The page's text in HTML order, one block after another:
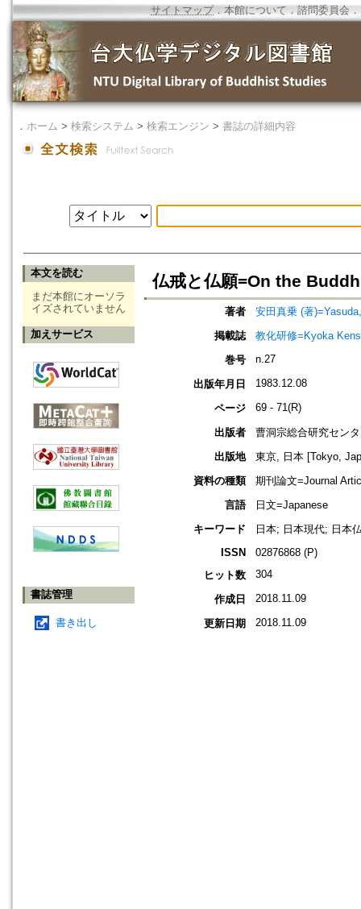
サイトマップ．本館について ． 諮問委員会 ．
． ホーム > 検索システム > 検索エンジン > 書誌の詳細内容
本文を読む
まだ本館にオーソラ
イズされていません
加えサービス
書誌管理
書き出し
仏戒と仏願=On the
著者
安田真乗 (著
掲載誌
教化研修=Kyoka
巻号
n.27
出版年月日 1983.12.08
ページ 69 - 71(R)
出版者
曹洞宗総合研究セン
出版地
東京, 日本 [Tokyo,
資料の種類
期刊論文=Journal
言語
日文=Japanese
キーワード
日本; 日本現代; 日本
ISSN
02876868 (P)
ヒット数
304
作成日 2018.11.09
更新日期 2018.11.09